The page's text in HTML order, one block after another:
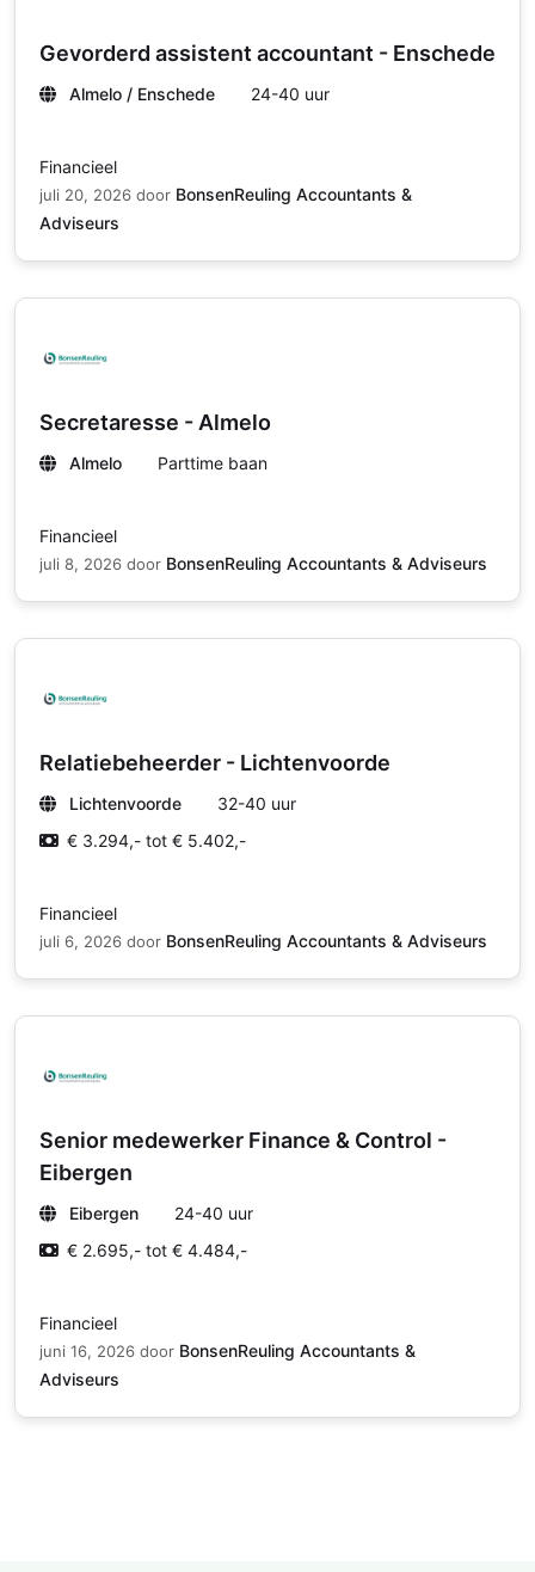
Gevorderd assistent accountant - Enschede
Almelo / Enschede 24-40 uur
Financieel
juli 20, 2026 door BonsenReuling Accountants &
Adviseurs
Secretaresse - Almelo
Almelo Parttime baan
Financieel
juli 8, 2026 door BonsenReuling Accountants & Adviseurs
Relatiebeheerder - Lichtenvoorde
Lichtenvoorde
32-40 uur
€ 3.294,- tot € 5.402,-
Financieel
juli 6, 2026 door BonsenReuling Accountants & Adviseurs
Senior medewerker Finance & Control -
Eibergen
Eibergen
24-40 uur
€ 2.695,- tot € 4.484,-
Financieel
juni 16, 2026 door BonsenReuling Accountants &
Adviseurs